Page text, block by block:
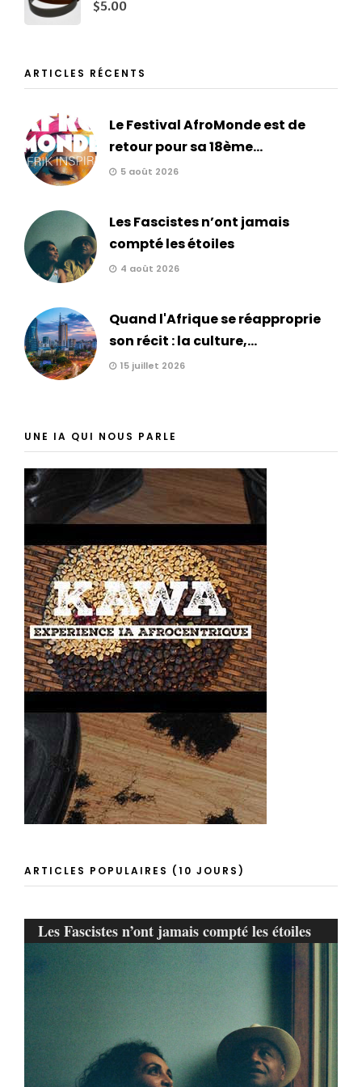
$5.00
ARTICLES RÉCENTS
Le Festival AfroMonde est de
retour pour sa 18ème...
5 août 2026
Les Fascistes n’ont jamais
compté les étoiles
4 août 2026
Quand l'Afrique se réapproprie
son récit : la culture,...
15 juillet 2026
UNE IA QUI NOUS PARLE
ARTICLES POPULAIRES (10 JOURS)
Les Fascistes n’ont jamais compté les étoiles